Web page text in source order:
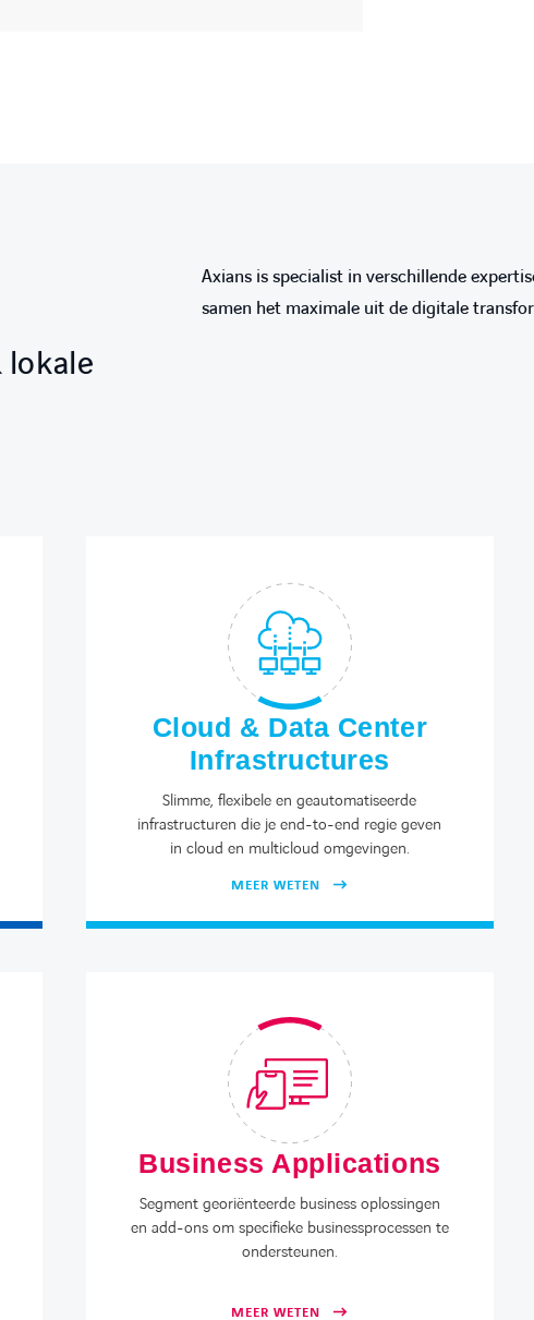
Axians is specialist in verschillende
samen het maximale uit de digitale
Cloud & Data Center
Infrastructures
Slimme, flexibele en geautomatiseerde
infrastructuren die je end-to-end regie geven
in cloud en multicloud omgevingen.
MEER WETEN
Business Applications
Segment georiënteerde business oplossingen
en add-ons om specifieke businessprocessen te
ondersteunen.
MEER WETEN